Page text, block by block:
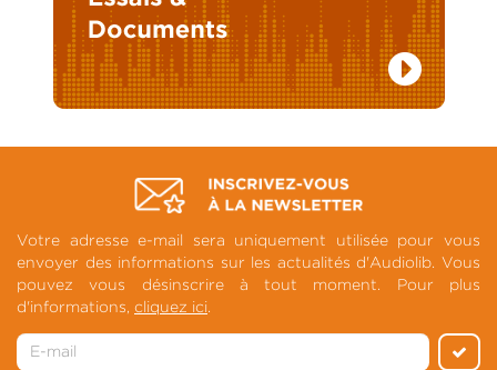
Votre adresse e-mail sera uniquement utilisée pour vous
envoyer des informations sur les actualités d'Audiolib. Vous
pouvez vous désinscrire à tout moment. Pour plus
d'informations, cliquez ici.